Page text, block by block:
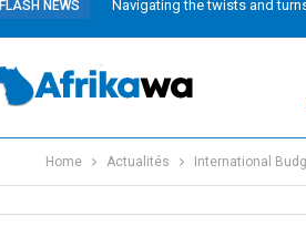
FLASH NEWS Navigating the twists and
Home Actualités International